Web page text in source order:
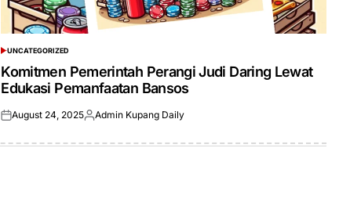
POSTED
IN
UNCATEGORIZED
Komitmen Pemerintah Perangi Judi Daring Lewat
Edukasi Pemanfaatan Bansos
Posted
August 24, 2025Posted
Admin Kupang Daily